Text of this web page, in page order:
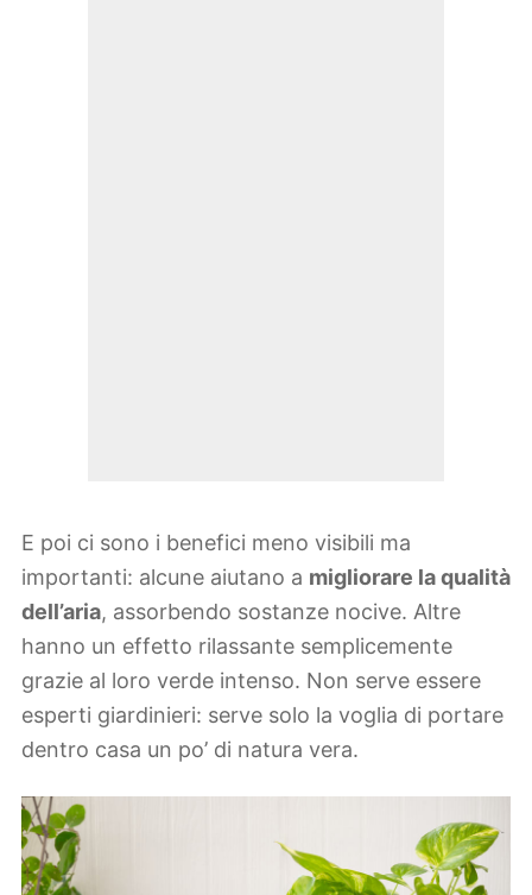
E poi ci sono i benefici meno visibili ma
importanti: alcune aiutano a migliorare la qualità
dell’aria, assorbendo sostanze nocive. Altre
hanno un effetto rilassante semplicemente
grazie al loro verde intenso. Non serve essere
esperti giardinieri: serve solo la voglia di portare
dentro casa un po’ di natura vera.